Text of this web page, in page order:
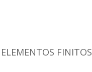
FINITOS